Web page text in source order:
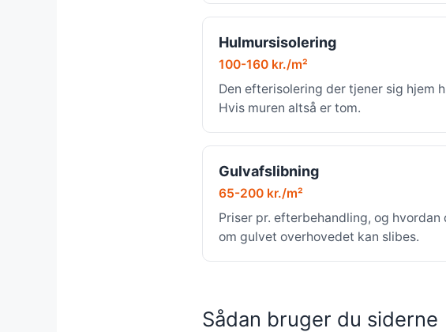
Hulmursisolering
100-160 kr./m²
Den efterisolering der tjener sig hjem
Hvis muren altså er tom.
Gulvafslibning
65-200 kr./m²
Priser pr. efterbehandling, og hvordan
om gulvet overhovedet kan slibes.
Sådan bruger du siderne